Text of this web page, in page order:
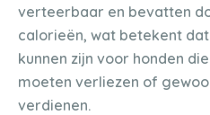
verteerbaar en bevatten
calorieën, wat betekent
kunnen zijn voor honden
moeten verliezen of
verdienen.